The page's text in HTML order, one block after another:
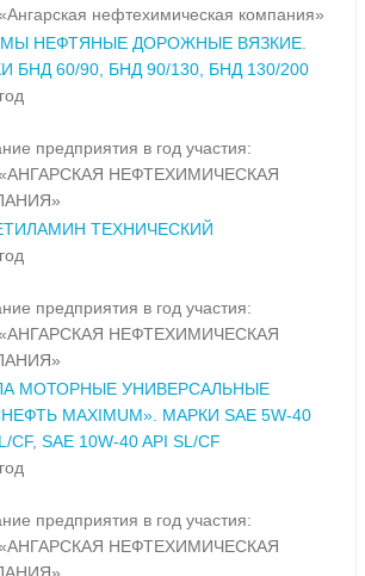
нефтехимическая компания»
НЕФТЯНЫЕ ДОРОЖНЫЕ ВЯЗКИЕ.
БНД 60/90, БНД 90/130, БНД 130/200
предприятия в год участия:
НЕФТЕХИМИЧЕСКАЯ
ТЕХНИЧЕСКИЙ
предприятия в год участия:
НЕФТЕХИМИЧЕСКАЯ
МОТОРНЫЕ УНИВЕРСАЛЬНЫЕ
MAXIMUM». МАРКИ SAE 5W-40
CF, SAE 10W-40 API SL/CF
предприятия в год участия:
НЕФТЕХИМИЧЕСКАЯ